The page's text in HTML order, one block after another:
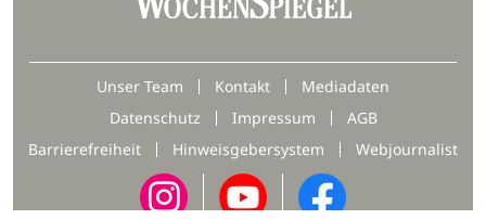
Unser Team Kontakt
Mediadaten
Datenschutz
Impressum
AGB
Barrierefreiheit
Hinweisgebersystem Webjournalist